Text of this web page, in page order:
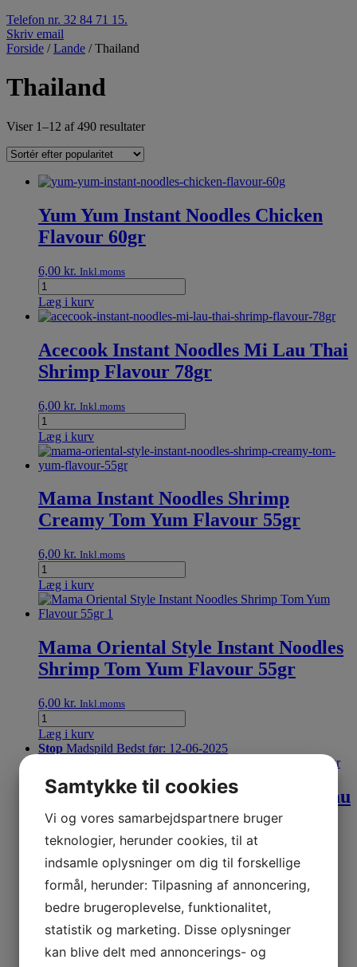
Telefon nr. 32 84 71 15.
Skriv email
Forside /Lande / Thailand
Thailand
Viser 1–12 af 490 resultater
Yum Yum Instant Noodles Chicken
Flavour 60gr
6,00 kr. Inkl.moms
Læg i kurv
Acecook Instant Noodles Mi Lau Thai
Shrimp Flavour 78gr
6,00 kr. Inkl.moms
Læg i kurv
Mama Instant Noodles Shrimp
Creamy Tom Yum Flavour 55gr
6,00 kr. Inkl.moms
Læg i kurv
Mama Oriental Style Instant Noodles
Shrimp Tom Yum Flavour 55gr
6,00 kr. Inkl.moms
Læg i kurv
Stop Madspild Bedst før: 12-06-2025
SMS-Acecook Instant Noodles Mi Lau
Thai Chicken Flavour 78gr
Læg i kurv
How How Rice Stick 500gr (5mm)
Samtykke til cookies
Vi og vores samarbejdspartnere bruger
teknologier, herunder cookies, til at
indsamle oplysninger om dig til forskellige
formål, herunder: Tilpasning af annoncering,
bedre brugeroplevelse, funktionalitet,
statistik og marketing. Disse oplysninger
kan blive delt med annoncerings- og